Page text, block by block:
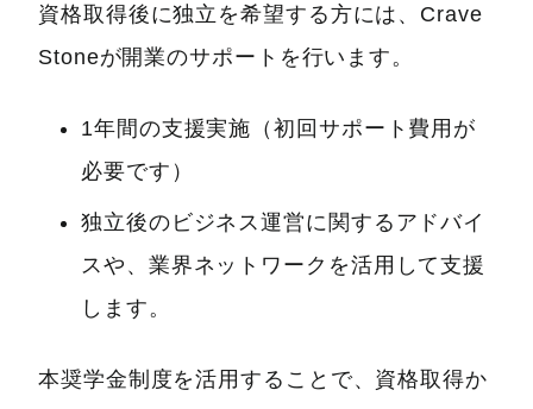
資格取得後に独立を希望する方には、Crave
Stoneが開業のサポートを行います。
1年間の支援実施（初回サポート費用が
必要です）
独立後のビジネス運営に関するアドバイ
スや、業界ネットワークを活用して支援
します。
本奨学金制度を活用することで、資格取得か